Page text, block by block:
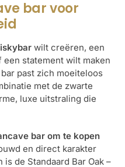
bar voor
wilt creëren, een
een statement wilt maken
past zich moeiteloos
met de zwarte
luxe uitstraling die
bar om te kopen
en direct karakter
de Standaard Bar Oak –